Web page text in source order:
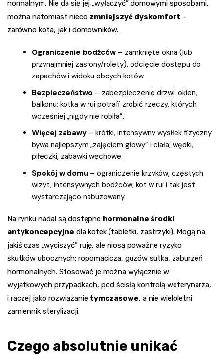
normalnym. Nie da się jej „wyłączyć” domowymi sposobami,
można natomiast nieco zmniejszyć dyskomfort –
zarówno kota, jak i domowników.
Ograniczenie bodźców – zamknięte okna (lub
przynajmniej zasłony/rolety), odcięcie dostępu do
zapachów i widoku obcych kotów.
Bezpieczeństwo – zabezpieczenie drzwi, okien,
balkonu; kotka w rui potrafi zrobić rzeczy, których
wcześniej „nigdy nie robiła”.
Więcej zabawy – krótki, intensywny wysiłek fizyczny
bywa najlepszym „zajęciem głowy” i ciała; wędki,
piłeczki, zabawki węchowe.
Spokój w domu – ograniczenie krzyków, częstych
wizyt, intensywnych bodźców; kot w rui i tak jest
wystarczająco nabuzowany.
Na rynku nadal są dostępne hormonalne środki
antykoncepcyjne dla kotek (tabletki, zastrzyki). Mogą na
jakiś czas „wyciszyć” ruję, ale niosą poważne ryzyko
skutków ubocznych: ropomacicza, guzów sutka, zaburzeń
hormonalnych. Stosować je można wyłącznie w
wyjątkowych przypadkach, pod ścisłą kontrolą weterynarza,
i raczej jako rozwiązanie tymczasowe, a nie wieloletni
zamiennik sterylizacji.
Czego absolutnie unikać